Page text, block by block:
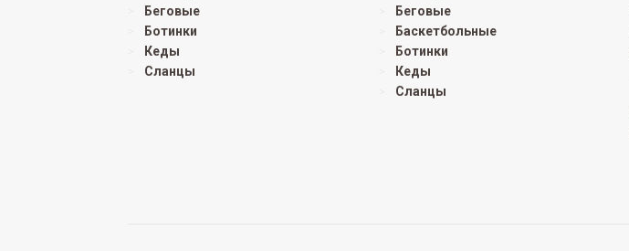
Беговые
Ботинки
Кеды
Сланцы
Беговые
Баскетбольные
Ботинки
Кеды
Сланцы